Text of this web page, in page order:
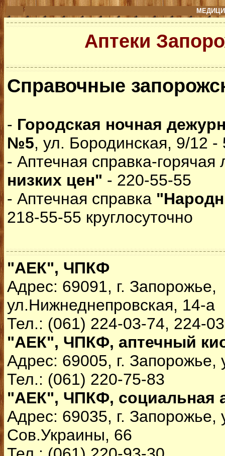
Аптеки
Справочные
- Городская ночная
№5, ул. Бородинская, 9/12 -
- Аптечная справка-
низких цен" - 220-55-55
- Аптечная справка
218-55-55 круглосуточно
"АЕК", ЧПКФ
Адрес: 69091, г. Запорожье,
ул.Нижнеднепровская, 14-а
Тел.: (061) 224-03-74, 224-
"АЕК", ЧПКФ, аптечный
Адрес: 69005, г.
Тел.: (061) 220-75-83
"АЕК", ЧПКФ, социальная
Адрес: 69035, г. Запорожье,
Сов.Украины, 66